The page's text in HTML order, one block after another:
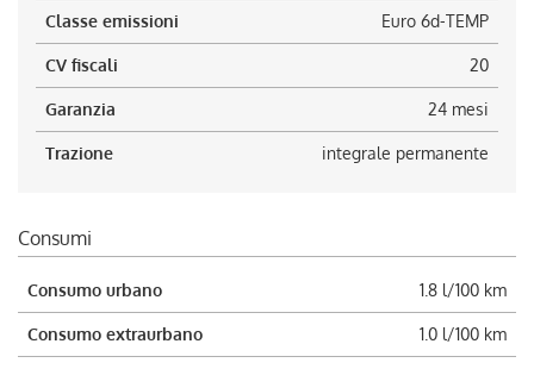
Classe emissioni Euro 6d-TEMP
CV fiscali 20
Garanzia 24 mesi
Trazione integrale permanente
Consumi
Consumo urbano 1.8 l/100 km
Consumo extraurbano 1.0 l/100 km